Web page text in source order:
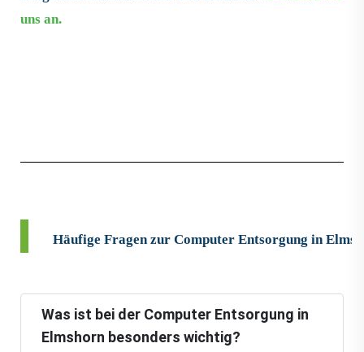
uns an.
Häufige Fragen zur Computer Entsorgung in
Was ist bei der Computer Entsorgung in
Elmshorn besonders wichtig?